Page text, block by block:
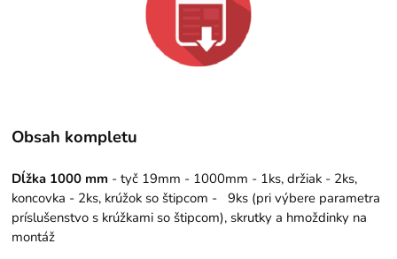
Obsah kompletu
Dĺžka 1000 mm - tyč 19mm - 1000mm - 1ks, držiak - 2ks,
koncovka - 2ks, krúžok so štipcom - 9ks (pri výbere parametra
príslušenstvo s krúžkami so štipcom), skrutky a hmoždinky na
montáž